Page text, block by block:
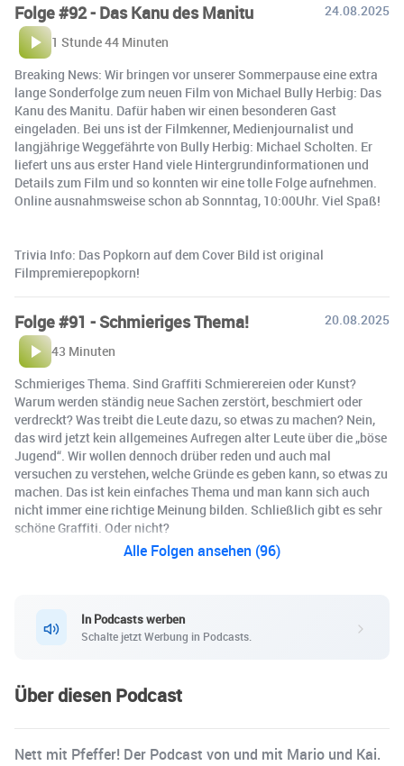
Folge #92 - Das Kanu des Manitu
24.08.2025
1 Stunde 44 Minuten
Breaking News: Wir bringen vor unserer Sommerpause eine extra
lange Sonderfolge zum neuen Film von Michael Bully Herbig: Das
Kanu des Manitu. Dafür haben wir einen besonderen Gast
eingeladen. Bei uns ist der Filmkenner, Medienjournalist und
langjährige Weggefährte von Bully Herbig: Michael Scholten. Er
liefert uns aus erster Hand viele Hintergrundinformationen und
Details zum Film und so konnten wir eine tolle Folge aufnehmen.
Online ausnahmsweise schon ab Sonnntag, 10:00Uhr. Viel Spaß!
Trivia Info: Das Popkorn auf dem Cover Bild ist original
Filmpremierepopkorn!
Folge #91 - Schmieriges Thema!
20.08.2025
43 Minuten
Schmieriges Thema. Sind Graffiti Schmierereien oder Kunst?
Warum werden ständig neue Sachen zerstört, beschmiert oder
verdreckt? Was treibt die Leute dazu, so etwas zu machen? Nein,
das wird jetzt kein allgemeines Aufregen alter Leute über die „böse
Jugend“. Wir wollen dennoch drüber reden und auch mal
versuchen zu verstehen, welche Gründe es geben kann, so etwas zu
machen. Das ist kein einfaches Thema und man kann sich auch
nicht immer eine richtige Meinung bilden. Schließlich gibt es sehr
schöne Graffiti. Oder nicht?
Alle Folgen ansehen (96)
In Podcasts werben
Schalte jetzt Werbung in Podcasts.
Über diesen Podcast
Nett mit Pfeffer! Der Podcast von und mit Mario und Kai.